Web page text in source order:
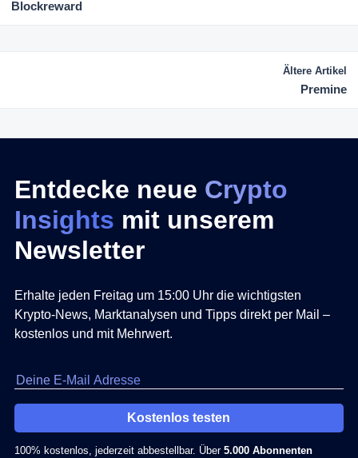
Blockreward
Ältere Artikel
Premine
Entdecke neue Crypto
Insights mit unserem
Newsletter
Erhalte jeden Freitag um 15:00 Uhr die wichtigsten
Krypto-News, Marktanalysen und Tipps direkt per Mail –
kostenlos und mit Mehrwert.
Kostenlos testen
100% kostenlos, jederzeit abbestellbar. Über 5.000 Abonnenten